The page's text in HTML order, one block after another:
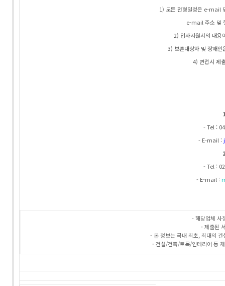
1) 모든 전형일정은 e-mail
e-mail 주소 및 핸
2) 입사지원서의 내용
3) 보훈대상자 및 장애인
4) 면접시 제
- Tel :
- E-mail :
- Tel :
- E-mail :
- 해당업체 사
- 제출된
- 본 정보는 국내 최초, 최대의
- 건설/건축/토목/인테리어 등